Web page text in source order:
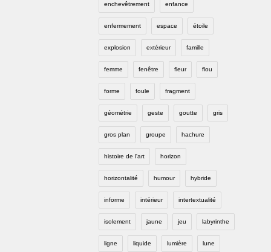
enchevêtrement enfance
enfermement espace étoile
explosion extérieur famille
femme fenêtre fleur flou
forme foule fragment
géométrie geste goutte gris
gros plan groupe hachure
histoire de l'art horizon
horizontalité humour hybride
informe intérieur intertextualité
isolement jaune jeu labyrinthe
ligne liquide lumière lune